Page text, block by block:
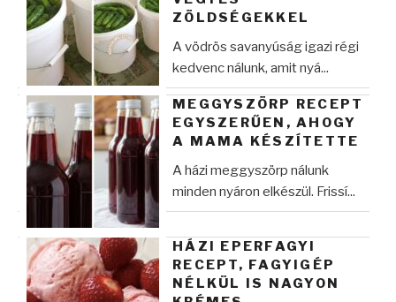
ZÖLDSÉGEKKEL
A vödrös savanyúság igazi régi
kedvenc nálunk, amit nyá...
MEGGYSZÖRP RECEPT
EGYSZERŰEN, AHOGY
A MAMA KÉSZÍTETTE
A házi meggyszörp nálunk
minden nyáron elkészül. Frissí...
HÁZI EPERFAGYI
RECEPT, FAGYIGÉP
NÉLKÜL IS NAGYON